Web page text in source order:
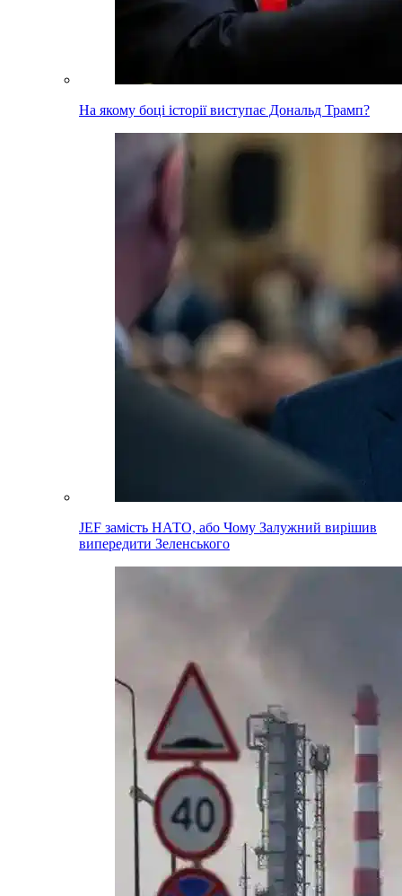
На якому боці історії виступає Дональд Трамп?
JEF замість НАТО, або Чому Залужний вирішив
випередити Зеленського